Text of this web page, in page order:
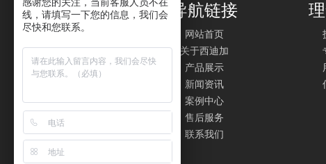
导航链接
网站首页
关于西迪加
产品展示
新闻资讯
案例中心
售后服务
联系我们
线，请填写一下您的信息，我们会
尽快和您联系。